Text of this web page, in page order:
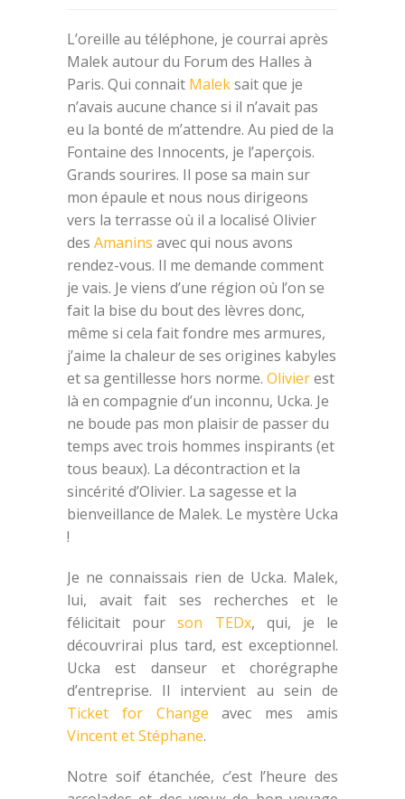
L’oreille au téléphone, je courrai après
Malek autour du Forum des Halles à
Paris. Qui connait Maleksait que je
n’avais aucune chance si il n’avait pas
eu la bonté de m’attendre. Au pied de la
Fontaine des Innocents, je l’aperçois.
Grands sourires. Il pose sa main sur
mon épaule et nous nous dirigeons
vers la terrasse où il a localisé Olivier
des Amanins avec qui nous avons
rendez-vous. Il me demande comment
je vais. Je viens d’une région où l’on se
fait la bise du bout des lèvres donc,
même si cela fait fondre mes armures,
j’aime la chaleur de ses origines kabyles
et sa gentillesse hors norme. Olivierest
là en compagnie d’un inconnu, Ucka. Je
ne boude pas mon plaisir de passer du
temps avec trois hommes inspirants (et
tous beaux). La décontraction et la
sincérité d’Olivier. La sagesse et la
bienveillance de Malek. Le mystère Ucka
!
Je ne connaissais rien de Ucka. Malek,
lui, avait fait ses recherches et le
félicitait pourson TEDx, qui, je le
découvrirai plus tard, est exceptionnel.
Ucka est danseur et chorégraphe
d’entreprise. Il intervient au sein de
Ticket for Change avec mes amis
Vincent et Stéphane.
Notre soif étanchée, c’est l’heure des